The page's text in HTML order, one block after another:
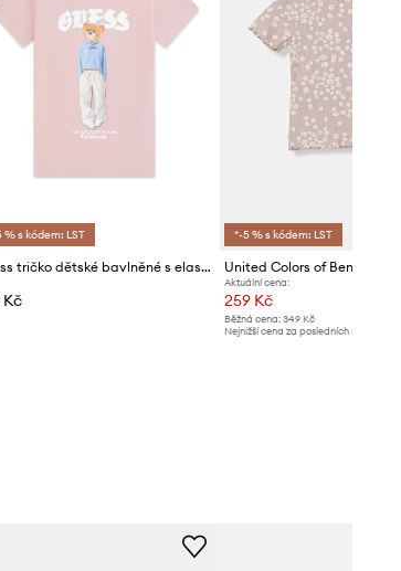
% s kódem: LST
Guess tričko dětské bavlněné s elastanem
Kč
*-5 % s kódem: LST
Aktuální cena:
259 Kč
Běžná cena: 349 Kč
Nejnižší cena za posledních 30 dnů